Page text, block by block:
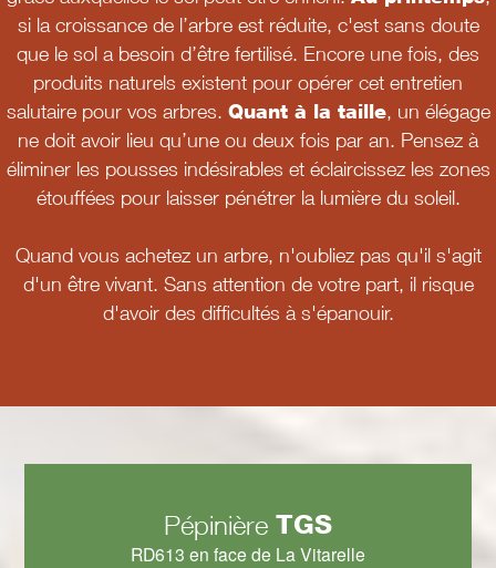
si la croissance de l’arbre est réduite, c'est sans doute
que le sol a besoin d’être fertilisé. Encore une fois, des
produits naturels existent pour opérer cet entretien
salutaire pour vos arbres. Quant à la taille, un élégage
ne doit avoir lieu qu’une ou deux fois par an. Pensez à
éliminer les pousses indésirables et éclaircissez les zones
étouffées pour laisser pénétrer la lumière du soleil.
Quand vous achetez un arbre, n'oubliez pas qu'il s'agit
d'un être vivant. Sans attention de votre part, il risque
d'avoir des difficultés à s'épanouir.
Pépinière TGS
RD613 en face de La Vitarelle